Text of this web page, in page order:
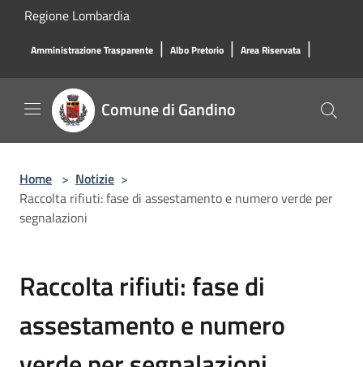
Salta al contenuto principale
Regione Lombardia
Amministrazione Trasparente | Albo Pretorio | Area Riservata |
Comune di Gandino
Home > Notizie >
Raccolta rifiuti: fase di assestamento e numero verde per
segnalazioni
Raccolta rifiuti: fase di
assestamento e numero